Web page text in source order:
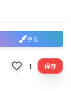
塗る
1 保存